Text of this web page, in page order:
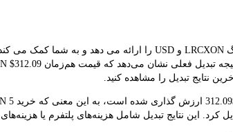
نتایج تبدیل را مشاهده کنید.